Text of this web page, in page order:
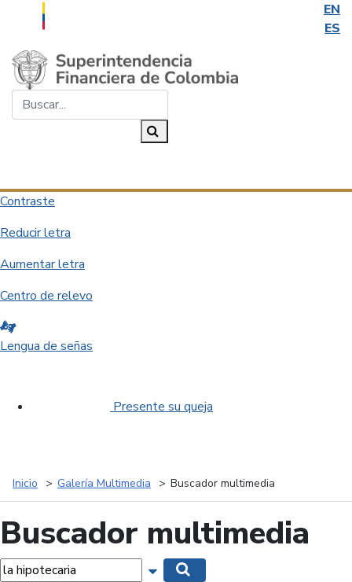
EN
ES
Saltar al contenido principal
Contraste
Reducir letra
Aumentar letra
Centro de relevo
Lengua de señas
Presente su queja
Inicio Galería Multimedia Buscador multimedia
Buscador multimedia
Mostrar opciones de búsqueda